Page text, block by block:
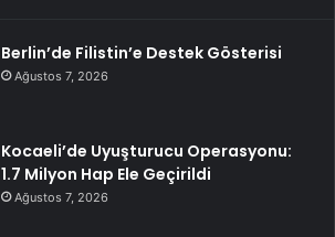
Berlin’de Filistin’e Destek Gösterisi
Ağustos 7, 2026
Kocaeli’de Uyuşturucu Operasyonu:
1.7 Milyon Hap Ele Geçirildi
Ağustos 7, 2026